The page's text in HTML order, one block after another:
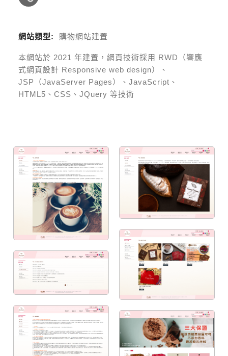
網站類型: 購物網站建置
本網站於 2021 年建置，網頁技術採用 RWD（響應
式網頁設計 Responsive web design）、
JSP（JavaServer Pages）、JavaScript、
HTML5、CSS、JQuery 等技術